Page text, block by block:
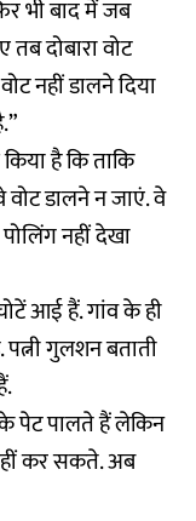
भी बाद में जब
दोबारा वोट
नहीं डालने दिया
है कि ताकि
डालने न जाएं. वे
नहीं देखा
आई हैं. गांव के ही
गुलशन बताती
पेट पालते हैं लेकिन
कर सकते. अब